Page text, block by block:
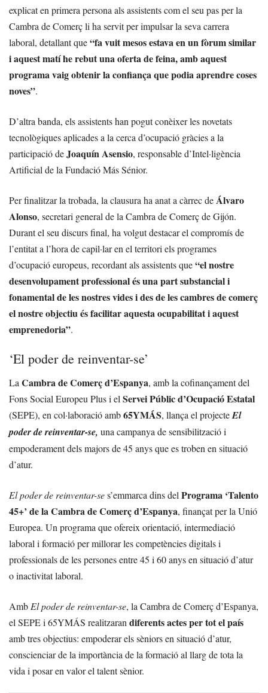
explicat en primera persona als assistents com el seu pas per la
Cambra de Comerç li ha servit per impulsar la seva carrera
laboral, detallant que“fa vuit mesos estava en un fòrum similar
i aquest matí he rebut una oferta de feina, amb aquest
programa vaig obtenir la confiança que podia aprendre coses
noves”.
D’altra banda, els assistents han pogut conèixer les novetats
tecnològiques aplicades a la cerca d’ocupació gràcies a la
participació deJoaquín Asensio, responsable d’Intel·ligència
Artificial de la Fundació Más Sénior.
Per finalitzar la trobada, la clausura ha anat a càrrec de Álvaro
Alonso, secretari general de la Cambra de Comerç de Gijón.
Durant el seu discurs final, ha volgut destacar el compromís de
l’entitat a l’hora de capil·lar en el territori els programes
d’ocupació europeus, recordant als assistents que“el nostre
desenvolupament professional és una part substancial i
fonamental de les nostres vides i des de les cambres de comerç
el nostre objectiu és facilitar aquesta ocupabilitat i aquest
emprenedoria”.
‘El poder de reinventar-se’
La Cambra de Comerç d’Espanya, amb la cofinançament del
Fons Social Europeu Plus i el Servei Públic d’Ocupació Estatal
(SEPE), en col·laboració amb65YMÁS, llança el projecteEl
poder de reinventar-se, una campanya de sensibilització i
empoderament dels majors de 45 anys que es troben en situació
d’atur.
El poder de reinventar-ses’emmarca dins del Programa ‘Talento
45+’ de la Cambra de Comerç d’Espanya, finançat per la Unió
Europea. Un programa que ofereix orientació, intermediació
laboral i formació per millorar les competències digitals i
professionals de les persones entre 45 i 60 anys en situació d’atur
o inactivitat laboral.
Amb El poder de reinventar-se, la Cambra de Comerç d’Espanya,
el SEPE i 65YMÁS realitzaran diferents actes per tot el país
amb tres objectius: empoderar els sèniors en situació d’atur,
conscienciar de la importància de la formació al llarg de tota la
vida i posar en valor el talent sènior.